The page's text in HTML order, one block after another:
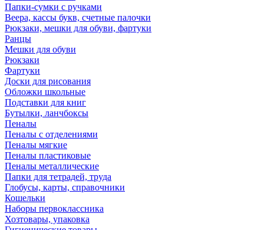
Папки-сумки с ручками
Веера, кассы букв, счетные палочки
Рюкзаки, мешки для обуви, фартуки
Ранцы
Мешки для обуви
Рюкзаки
Фартуки
Доски для рисования
Обложки школьные
Подставки для книг
Бутылки, ланчбоксы
Пеналы
Пеналы с отделениями
Пеналы мягкие
Пеналы пластиковые
Пеналы металлические
Папки для тетрадей, труда
Глобусы, карты, справочники
Кошельки
Наборы первоклассника
Хозтовары, упаковка